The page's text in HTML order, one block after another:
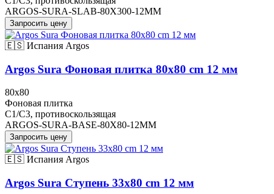
ARGOS-SURA-SLAB-80X300-12MM
Запросить цену
🇪🇸 Испания Argos
Argos Sura Фоновая плитка 80x80 cm 12 мм
80x80
Фоновая плитка
C1/C3, противоскользящая
ARGOS-SURA-BASE-80X80-12MM
Запросить цену
🇪🇸 Испания Argos
Argos Sura Ступень 33x80 cm 12 мм